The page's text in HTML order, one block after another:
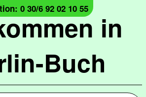
in
Buch
0 30/6 92 02 10 55